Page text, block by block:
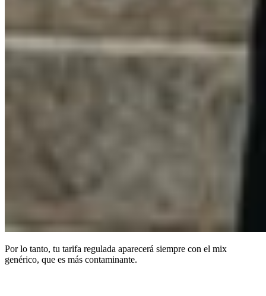
Por lo tanto, tu tarifa regulada aparecerá siempre con el mix
genérico, que es más contaminante.